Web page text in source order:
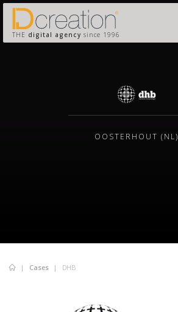
THE digital agency since 1996
OOSTERHOUT (NL)
Cases DHB